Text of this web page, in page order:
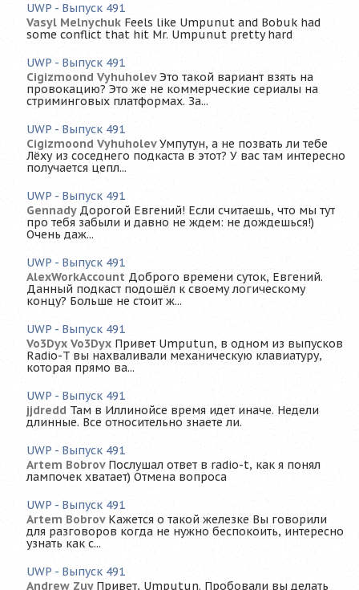
UWP - Выпуск 491
Vasyl Melnychuk Feels like Umpunut and Bobuk had
some conflict that hit Mr. Umpunut pretty hard
UWP - Выпуск 491
Cigizmoond Vyhuholev Это такой вариант взять на
провокацию? Это же не коммерческие сериалы на
стриминговых платформах. За...
UWP - Выпуск 491
Cigizmoond Vyhuholev Умпутун, а не позвать ли тебе
Лёху из соседнего подкаста в этот? У вас там интересно
получается цепл...
UWP - Выпуск 491
Gennady Дорогой Евгений! Если считаешь, что мы тут
про тебя забыли и давно не ждем: не дождешься!)
Очень даж...
UWP - Выпуск 491
AlexWorkAccount Доброго времени суток, Евгений.
Данный подкаст подошёл к своему логическому
концу? Больше не стоит ж...
UWP - Выпуск 491
Vo3Dyx Vo3Dyx Привет Umputun, в одном из выпусков
Radio-T вы нахваливали механическую клавиатуру,
которая прямо ва...
UWP - Выпуск 491
jjdredd Там в Иллинойсе время идет иначе. Недели
длинные. Все относительно знаете ли.
UWP - Выпуск 491
Artem Bobrov Послушал ответ в radio-t, как я понял
лампочек хватает) Отмена вопроса
UWP - Выпуск 491
Artem Bobrov Кажется о такой железке Вы говорили
для разговоров когда не нужно беспокоить, интересно
узнать как с...
UWP - Выпуск 491
Andrew Zuy Привет, Umputun. Пробовали вы делать